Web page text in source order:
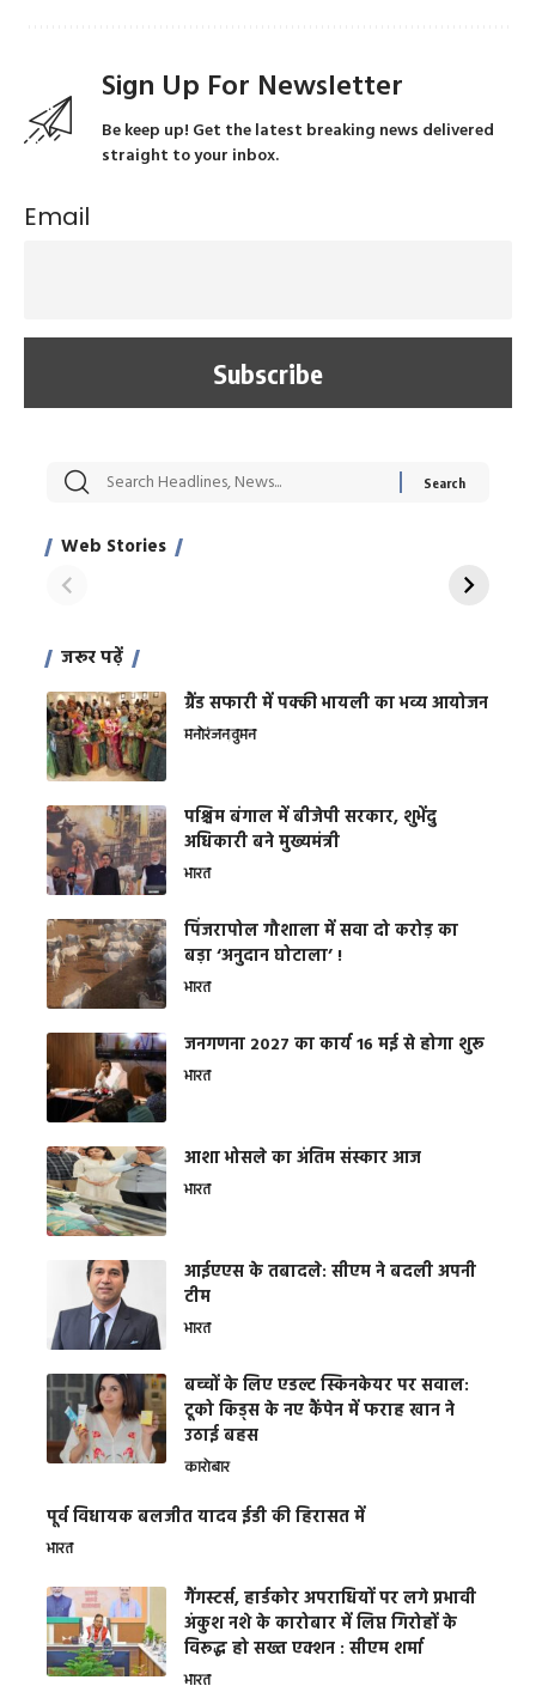
Sign Up For Newsletter
Be keep up! Get the latest breaking news delivered
straight to your inbox.
Email
Web Stories
सट्टेबाजी में अरेस्ट हुए
साहिल खान
रोज एक कच्चे लहसुन
जरूर पढ़ें
ग्रैंड सफारी में पक्की भायली का भव्य आयोजन
मनोरंजनवुमन
पश्चिम बंगाल में बीजेपी सरकार, शुभेंदु
अधिकारी बने मुख्यमंत्री
भारत
​पिंजरापोल गौशाला में सवा दो करोड़ का
बड़ा ‘अनुदान घोटाला’ !
भारत
जनगणना 2027 का कार्य 16 मई से होगा शुरू
भारत
आशा भोसले का अंतिम संस्कार आज
भारत
आईएएस के तबादले: सीएम ने बदली अपनी
टीम
भारत
बच्चों के लिए एडल्ट स्किनकेयर पर सवाल:
टूको किड्स के नए कैंपेन में फराह खान ने
उठाई बहस
कारोबार
पूर्व विधायक बलजीत यादव ईडी की हिरासत में
भारत
गैंगस्टर्स, हार्डकोर अपराधियों पर लगे प्रभावी
अंकुश नशे के कारोबार में लिप्त गिरोहों के
विरूद्ध हो सख्त एक्शन : सीएम शर्मा